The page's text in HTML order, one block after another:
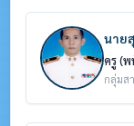
นาย
ครู (พ
กลุ่มส